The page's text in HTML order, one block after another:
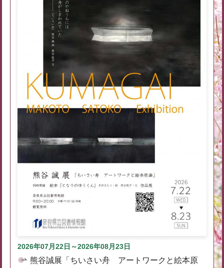
2026年07月22日～2026年08月23日
熊谷誠展「ちいさい舟 アートワークと絵本原